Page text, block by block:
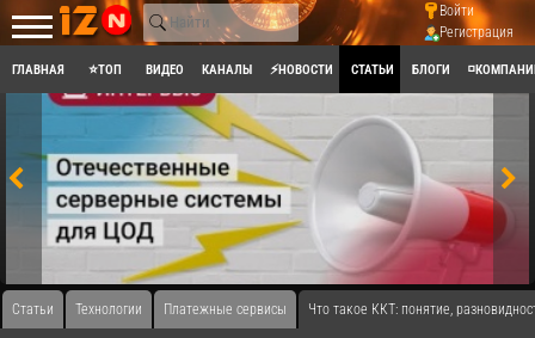
Войти
Регистрация
ГЛАВНАЯ ⭐ТОП ВИДЕО КАНАЛЫ ⚡НОВОСТИ СТАТЬИ БЛОГИ
Статьи Технологии Платежные сервисы Что такое ККТ: понятие,